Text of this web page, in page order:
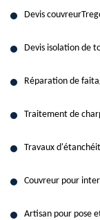
Devis
Devis isolation de
Réparation de
Traitement de
Travaux
Couvreur pour
Artisan pour pose